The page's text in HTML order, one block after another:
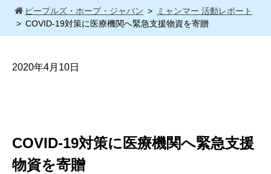
ピープルズ・ホープ・ジャパン
ミャンマー 活動レポート
COVID-19対策に医療機関へ緊急支援物資を寄贈
2020年4月10日
COVID-19対策に医療機関へ緊急支援
物資を寄贈